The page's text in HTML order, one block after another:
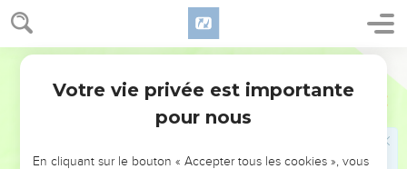
Genèse 41
48
וַיִּקְבֹּ֞ץ אֶת־כָּל־אֹ֣כֶל ׀ שֶׁ֣בַע שָׁנִ֗ים אֲשֶׁ֤ר הָיוּ֙ בְּאֶ֣רֶץ מִצְרַ֔יִם וַיִּתֶּן־אֹ֖כֶל
בֶּעָרִ֑ים אֹ֧כֶל שְׂדֵה־הָעִ֛יר אֲשֶׁ֥ר סְבִיבֹתֶ֖יהָ נָתַ֥ן בְּתוֹכָֽהּ׃
49
וַיִּצְבֹּ֨ר יוֹסֵ֥ף בָּ֛ר כְּח֥וֹל הַיָּ֖ם הַרְבֵּ֣ה מְאֹ֑ד עַ֛ד כִּי־חָדַ֥ל לִסְפֹּ֖ר כִּי־אֵ֥ין
50
וּלְיוֹסֵ֤ף יֻלַּד֙ שְׁנֵ֣י בָנִ֔ים בְּטֶ֥רֶם תָּב֖וֹא שְׁנַ֣ת הָרָעָ֑ב אֲשֶׁ֤ר יָֽלְדָה־לּוֹ֙
Votre vie privée est importante
pour nous
En cliquant sur le bouton « Accepter tous les cookies », vous